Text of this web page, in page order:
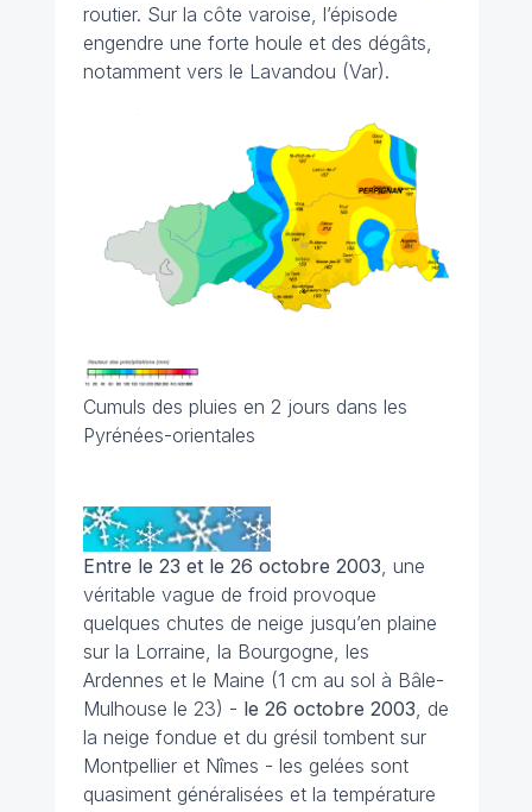
routier. Sur la côte varoise, l’épisode
engendre une forte houle et des dégâts,
notamment vers le Lavandou (Var).
Cumuls des pluies en 2 jours dans les
Pyrénées-orientales
Entre le 23 et le 26 octobre 2003 , une
véritable vague de froid provoque
quelques chutes de neige jusqu’en plaine
sur la Lorraine, la Bourgogne, les
Ardennes et le Maine (1 cm au sol à Bâle-
Mulhouse le 23) - le 26 octobre 2003 , de
la neige fondue et du grésil tombent sur
Montpellier et Nîmes - les gelées sont
quasiment généralisées et la température